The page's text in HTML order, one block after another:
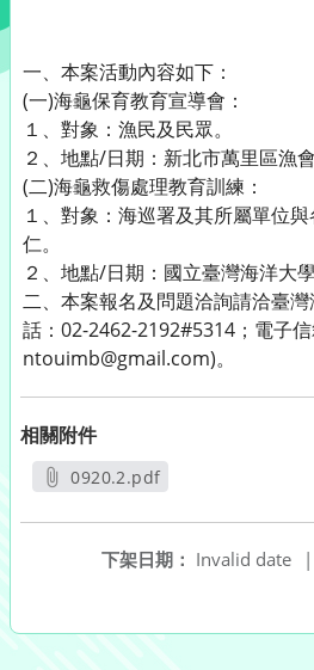
一、本案活動內容如下：
(一)海龜保育教育宣導會：
１、對象：漁民及民眾。
２、地點/日期：新北市萬里區漁
(二)海龜救傷處理教育訓練：
１、對象：海巡署及其所屬單位
仁。
２、地點/日期：國立臺灣海洋大
二、本案報名及問題洽詢請洽臺
話：02-2462-2192#5314；電子信
ntouimb@gmail.com)。
相關附件
0920.2.pdf
下架日期： Invalid date
|